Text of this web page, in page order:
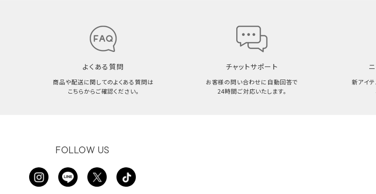
よくある質問
商品や配送に関してのよくある質問は
こちらからご確認ください。
チャットサポート
お客様の問い合わせに自動回答で
24時間ご対応いたします。
新アイ
FOLLOW US